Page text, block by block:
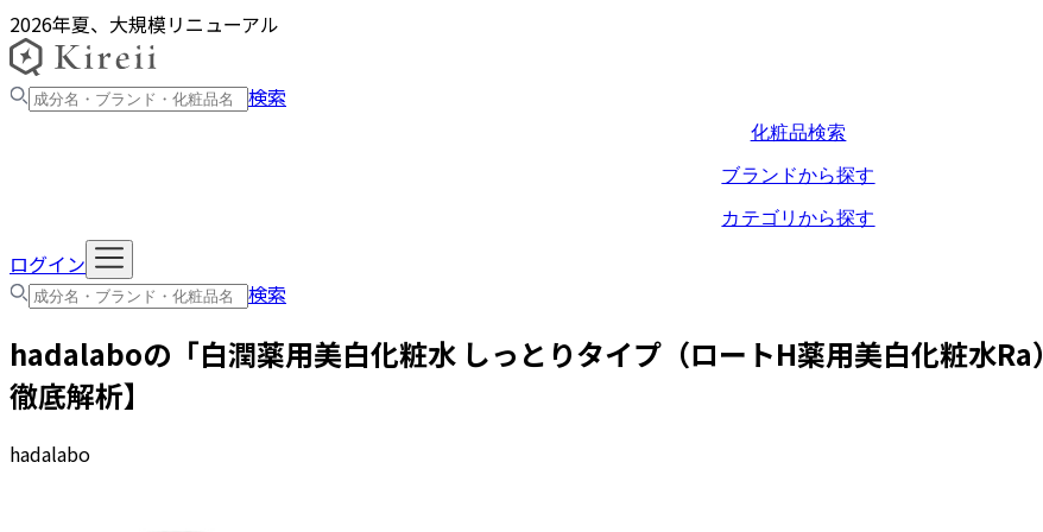
2026年夏、大規模リニューアル
検索
化粧品検索
ブランドから探す
カテゴリから探す
ログイン
検索
hadalaboの「白潤薬用美白化粧水 しっとりタイプ（ロートH薬用美白化粧水Ra）
徹底解析】
hadalabo